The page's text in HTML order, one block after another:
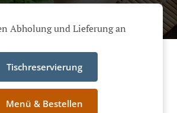
Abholung und Lieferung an
Tischreservierung
Menü & Bestellen